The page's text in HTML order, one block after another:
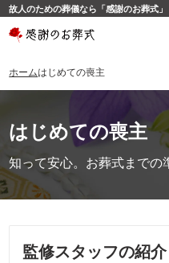
故人のための葬儀なら「感謝のお葬式」
ホームはじめての喪主
はじめての喪主
知って安心。お葬式までの
監修スタッフの紹介